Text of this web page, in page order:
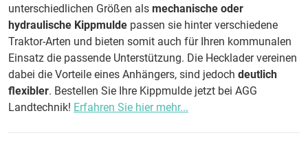
unterschiedlichen Größen als mechanische oder
hydraulische Kippmulde passen sie hinter verschiedene
Traktor-Arten und bieten somit auch für Ihren kommunalen
Einsatz die passende Unterstützung. Die Hecklader vereinen
dabei die Vorteile eines Anhängers, sind jedoch deutlich
flexibler. Bestellen Sie Ihre Kippmulde jetzt bei AGG
Landtechnik! Erfahren Sie hier mehr...